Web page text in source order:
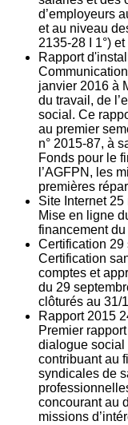
d’employeurs
et au niveau
2135‐28 I 1°)
Rapport
janvier 2016 à
du travail, de
social. Ce
au premier
n° 2015-87, à
Fonds pour le
l’AGFPN, les
premières
Site Internet 25
Mise en ligne
financement
Certification 29
Certification
comptes et
du 29
clôturés au 31/
Rapport 2015
Premier
dialogue social
contribuant au
syndicales de
concourant au
missions